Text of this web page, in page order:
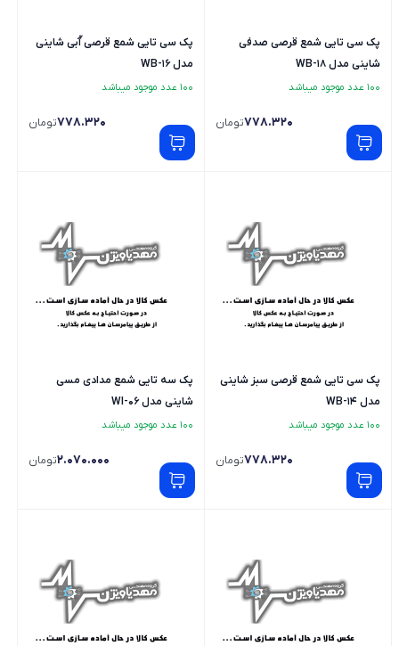
پک سی تایی شمع قرصی صدفی
شاینی مدل WB-18
100 عدد موجود میباشد
778.320تومان
پک سی تایی شمع قرصی آّبی شاینی
مدل WB-16
100 عدد موجود میباشد
778.320تومان
پک سی تایی شمع قرصی سبز شاینی
مدل WB-14
100 عدد موجود میباشد
778.320تومان
پک سه تایی شمع مدادی مسی
شاینی مدل WI-06
100 عدد موجود میباشد
2.070.000تومان